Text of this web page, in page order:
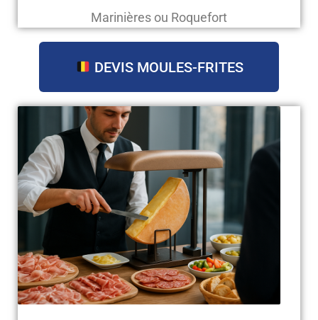
Marinières ou Roquefort
DEVIS MOULES-FRITES